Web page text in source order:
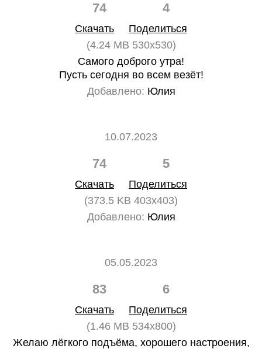
74 4
Скачать
Поделиться
(4.24 MB 530x530)
Самого доброго утра!
Пусть сегодня во всем везёт!
Добавлено: Юлия
10.07.2023
74 5
Скачать
Поделиться
(373.5 KB 403x403)
Добавлено: Юлия
05.05.2023
83 6
Скачать
Поделиться
(1.46 MB 534x800)
Желаю лёгкого подъёма, хорошего настроения,